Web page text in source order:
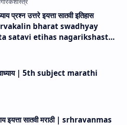
bharat swadhyay
satavi etihas nagarikshastra